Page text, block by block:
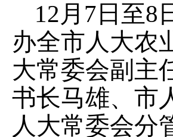
12月7日至8
办全市人大农
大常委会副主
书长马雄、市
人大常委会分